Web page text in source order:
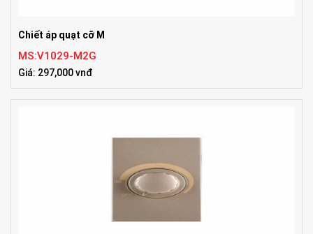
Chiết áp quạt cỡ M
MS:V1029-M2G
Giá: 297,000 vnđ